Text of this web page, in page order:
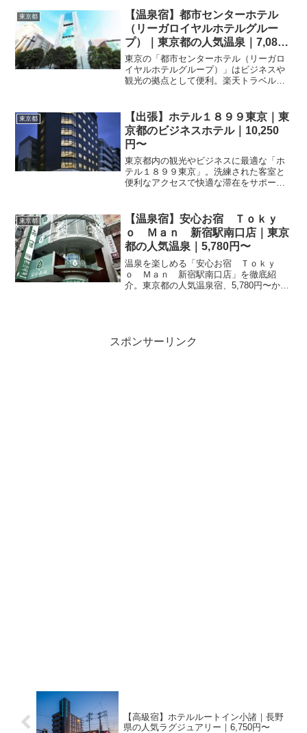
東京都
【温泉宿】都市センターホテル
（リーガロイヤルホテルグルー
プ）｜東京都の人気温泉｜7,080
円〜
東京の「都市センターホテル（リーガロ
イヤルホテルグループ）」はビジネスや
観光の拠点として便利。楽天トラベルで
ージへ。
東京都
【出張】ホテル１８９９東京｜東
京都のビジネスホテル｜10,250
円〜
東京都内の観光やビジネスに最適な「ホ
テル１８９９東京」。洗練された客室と
便利なアクセスで快適な滞在をサポート
す。
東京都
【温泉宿】安心お宿 Ｔｏｋｙ
ｏ Ｍａｎ 新宿駅南口店｜東京
都の人気温泉｜5,780円〜
温泉を楽しめる「安心お宿 Ｔｏｋｙ
ｏ Ｍａｎ 新宿駅南口店」を徹底紹
介。東京都の人気温泉宿、5,780円〜から
スポンサーリンク
【高級宿】ホテルルートイン小諸｜長野
県の人気ラグジュアリー｜6,750円〜